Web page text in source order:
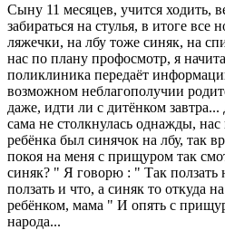
Сыну 11 месяцев, учится ходить,
забираться на стулья, в итоге все
ляжечки, на лбу тоже синяк, на
нас по плану профосмотр, я
поликлиника передаёт
возможном неблагополучии
даже, идти ли с дитёнком
сама не столкнулась однажды,
ребёнка был синячок на лбу, так
покоя на меня с прищуром так
синяк? " Я говорю : " Так
ползать и что, а синяк то откуда
ребёнком, мама " И опять с
народа...